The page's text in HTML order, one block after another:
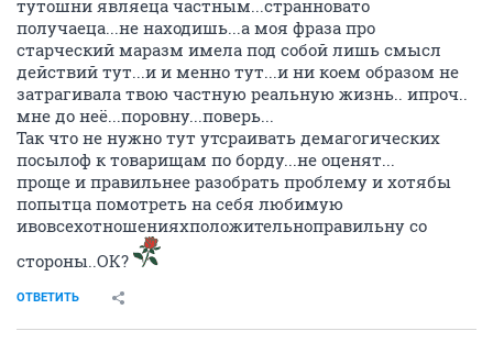
тутошни являеца частным...странновато
получаеца...не находишь...а моя фраза про
старческий маразм имела под собой лишь смысл
действий тут...и и менно тут...и ни коем образом не
затрагивала твою частную реальную жизнь.. ипроч..
мне до неё...поровну...поверь...
Так что не нужно тут утсраивать демагогических
посылоф к товарищам по борду...не оценят...
проще и правильнее разобрать проблему и хотябы
попытца помотреть на себя любимую
ивовсехотношенияхположительноправильну со
стороны..ОК?
ОТВЕТИТЬ